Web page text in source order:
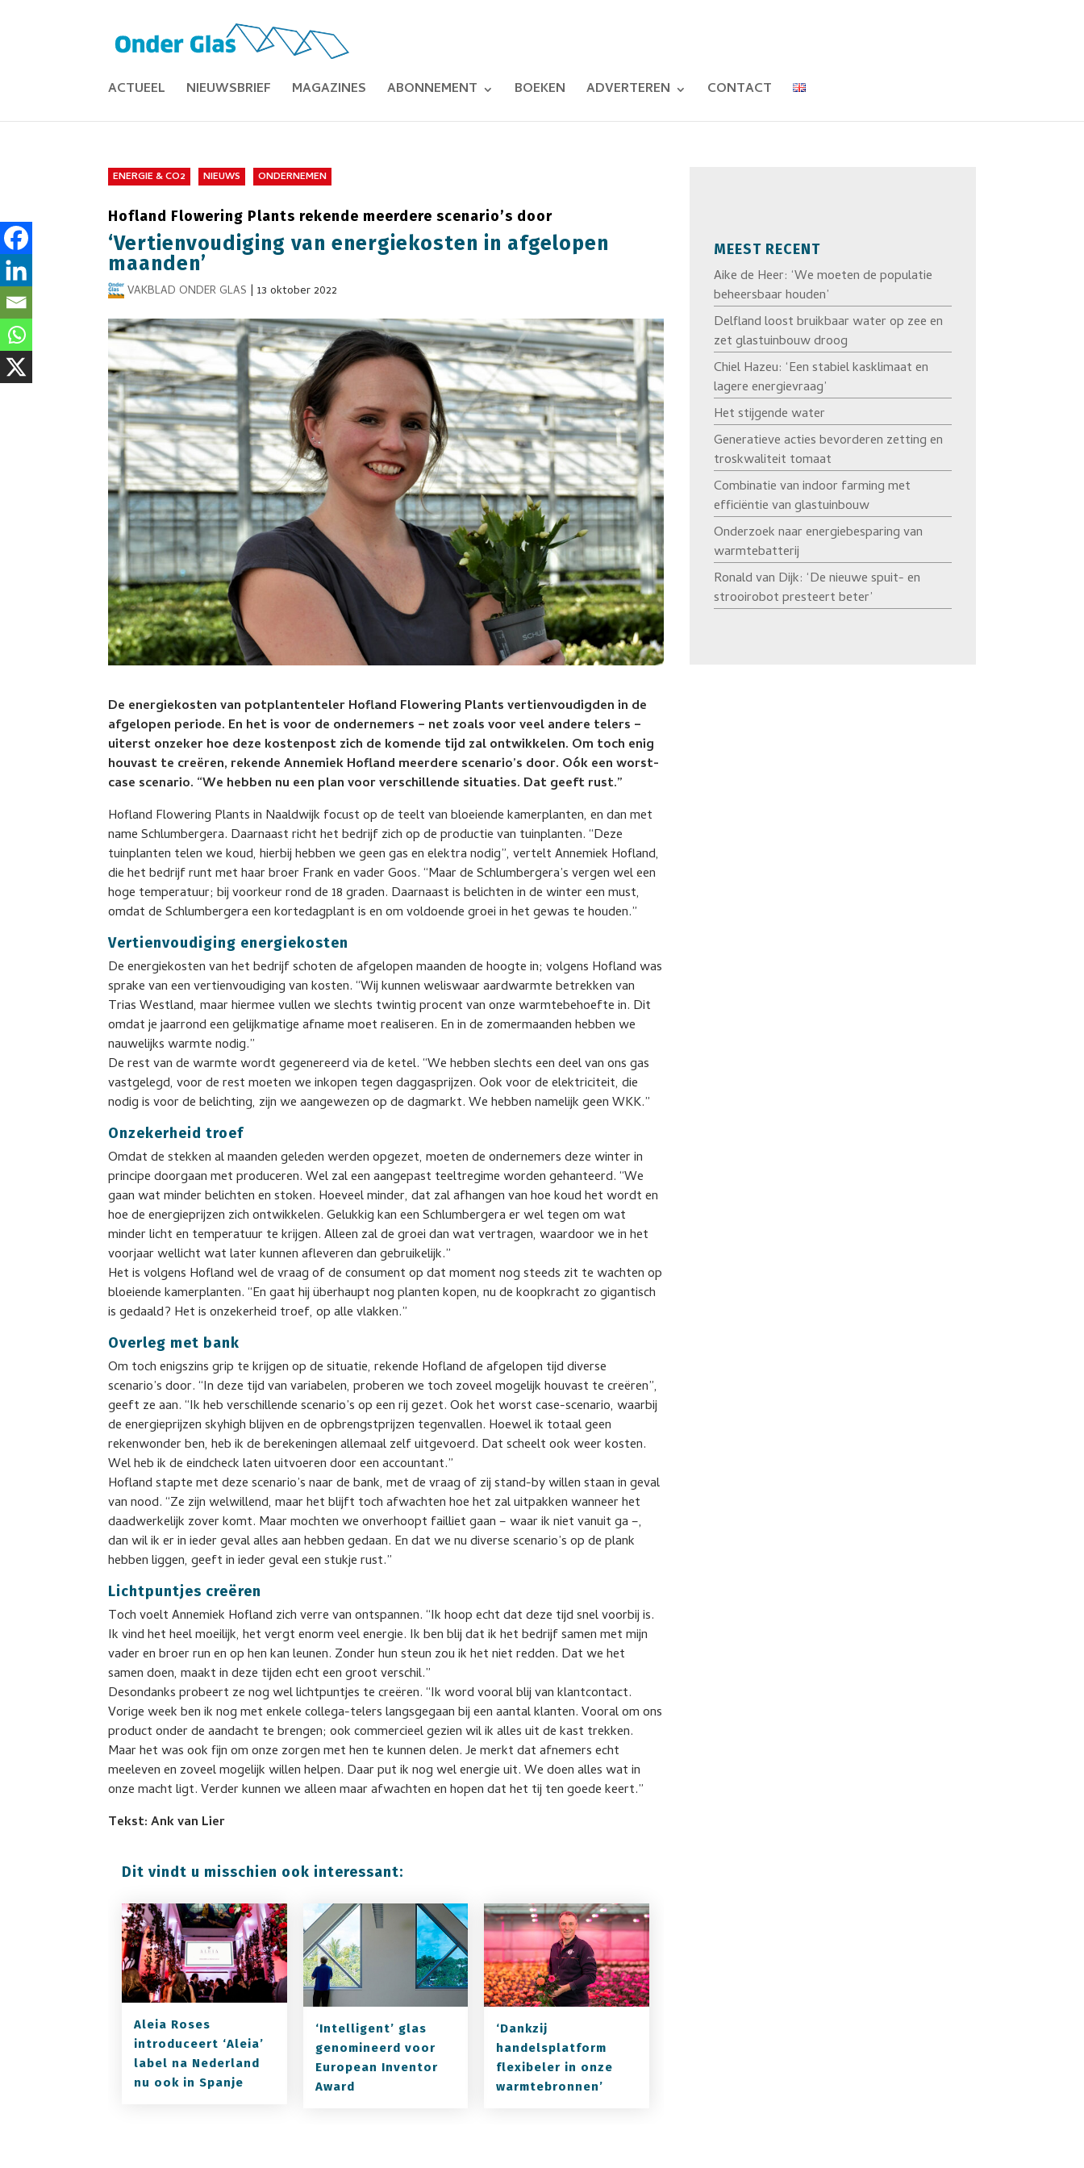
ACTUEEL NIEUWSBRIEF MAGAZINES ABONNEMENT BOEKEN ADVERTEREN CONTACT
ENERGIE & CO2 NIEUWS ONDERNEMEN
Hofland Flowering Plants rekende meerdere scenario’s door
‘Vertienvoudiging van energiekosten in afgelopen
maanden’
VAKBLAD ONDER GLAS |13 oktober 2022
De energiekosten van potplantenteler Hofland Flowering Plants vertienvoudigden in de
afgelopen periode. En het is voor de ondernemers – net zoals voor veel andere telers –
uiterst onzeker hoe deze kostenpost zich de komende tijd zal ontwikkelen. Om toch enig
houvast te creëren, rekende Annemiek Hofland meerdere scenario’s door. Oók een worst-
case scenario. “We hebben nu een plan voor verschillende situaties. Dat geeft rust.”
Hofland Flowering Plants in Naaldwijk focust op de teelt van bloeiende kamerplanten, en dan met
name Schlumbergera. Daarnaast richt het bedrijf zich op de productie van tuinplanten. “Deze
tuinplanten telen we koud, hierbij hebben we geen gas en elektra nodig”, vertelt Annemiek Hofland,
die het bedrijf runt met haar broer Frank en vader Goos. “Maar de Schlumbergera’s vergen wel een
hoge temperatuur; bij voorkeur rond de 18 graden. Daarnaast is belichten in de winter een must,
omdat de Schlumbergera een kortedagplant is en om voldoende groei in het gewas te houden.”
Vertienvoudiging energiekosten
De energiekosten van het bedrijf schoten de afgelopen maanden de hoogte in; volgens Hofland was
sprake van een vertienvoudiging van kosten. “Wij kunnen weliswaar aardwarmte betrekken van
Trias Westland, maar hiermee vullen we slechts twintig procent van onze warmtebehoefte in. Dit
omdat je jaarrond een gelijkmatige afname moet realiseren. En in de zomermaanden hebben we
nauwelijks warmte nodig.”
De rest van de warmte wordt gegenereerd via de ketel. “We hebben slechts een deel van ons gas
vastgelegd, voor de rest moeten we inkopen tegen daggasprijzen. Ook voor de elektriciteit, die
nodig is voor de belichting, zijn we aangewezen op de dagmarkt. We hebben namelijk geen WKK.”
Onzekerheid troef
Omdat de stekken al maanden geleden werden opgezet, moeten de ondernemers deze winter in
principe doorgaan met produceren. Wel zal een aangepast teeltregime worden gehanteerd. “We
gaan wat minder belichten en stoken. Hoeveel minder, dat zal afhangen van hoe koud het wordt en
hoe de energieprijzen zich ontwikkelen. Gelukkig kan een Schlumbergera er wel tegen om wat
minder licht en temperatuur te krijgen. Alleen zal de groei dan wat vertragen, waardoor we in het
voorjaar wellicht wat later kunnen afleveren dan gebruikelijk.”
Het is volgens Hofland wel de vraag of de consument op dat moment nog steeds zit te wachten op
bloeiende kamerplanten. “En gaat hij überhaupt nog planten kopen, nu de koopkracht zo gigantisch
is gedaald? Het is onzekerheid troef, op alle vlakken.”
Overleg met bank
Om toch enigszins grip te krijgen op de situatie, rekende Hofland de afgelopen tijd diverse
scenario’s door. “In deze tijd van variabelen, proberen we toch zoveel mogelijk houvast te creëren”,
geeft ze aan. “Ik heb verschillende scenario’s op een rij gezet. Ook het worst case-scenario, waarbij
de energieprijzen skyhigh blijven en de opbrengstprijzen tegenvallen. Hoewel ik totaal geen
rekenwonder ben, heb ik de berekeningen allemaal zelf uitgevoerd. Dat scheelt ook weer kosten.
Wel heb ik de eindcheck laten uitvoeren door een accountant.”
Hofland stapte met deze scenario’s naar de bank, met de vraag of zij stand-by willen staan in geval
van nood. “Ze zijn welwillend, maar het blijft toch afwachten hoe het zal uitpakken wanneer het
daadwerkelijk zover komt. Maar mochten we onverhoopt failliet gaan – waar ik niet vanuit ga –,
dan wil ik er in ieder geval alles aan hebben gedaan. En dat we nu diverse scenario’s op de plank
hebben liggen, geeft in ieder geval een stukje rust.”
Lichtpuntjes creëren
Toch voelt Annemiek Hofland zich verre van ontspannen. “Ik hoop echt dat deze tijd snel voorbij is.
Ik vind het heel moeilijk, het vergt enorm veel energie. Ik ben blij dat ik het bedrijf samen met mijn
vader en broer run en op hen kan leunen. Zonder hun steun zou ik het niet redden. Dat we het
samen doen, maakt in deze tijden echt een groot verschil.”
Desondanks probeert ze nog wel lichtpuntjes te creëren. “Ik word vooral blij van klantcontact.
Vorige week ben ik nog met enkele collega-telers langsgegaan bij een aantal klanten. Vooral om ons
product onder de aandacht te brengen; ook commercieel gezien wil ik alles uit de kast trekken.
Maar het was ook fijn om onze zorgen met hen te kunnen delen. Je merkt dat afnemers echt
meeleven en zoveel mogelijk willen helpen. Daar put ik nog wel energie uit. We doen alles wat in
onze macht ligt. Verder kunnen we alleen maar afwachten en hopen dat het tij ten goede keert.”
Tekst: Ank van Lier
Dit vindt u misschien ook interessant:
Aleia Roses
introduceert ‘Aleia’
label na Nederland
nu ook in Spanje
‘Intelligent’ glas
genomineerd voor
European Inventor
Award
‘Dankzij
handelsplatform
flexibeler in onze
warmtebronnen’
MEEST RECENT
Aike de Heer: ‘We moeten de populatie
beheersbaar houden’
Delfland loost bruikbaar water op zee en
zet glastuinbouw droog
Chiel Hazeu: ‘Een stabiel kasklimaat en
lagere energievraag’
Het stijgende water
Generatieve acties bevorderen zetting en
troskwaliteit tomaat
Combinatie van indoor farming met
efficiëntie van glastuinbouw
Onderzoek naar energiebesparing van
warmtebatterij
Ronald van Dijk: ‘De nieuwe spuit- en
strooirobot presteert beter’